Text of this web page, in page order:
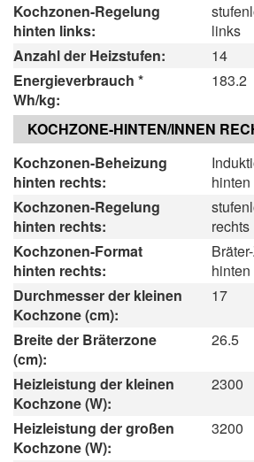
Kochzonen-Regelung
hinten links:
links
Anzahl der Heizstufen:
14
Energieverbrauch *
Wh/kg:
183.2
KOCHZONE-HINTEN/INNEN
Kochzonen-Beheizung
hinten rechts:
Kochzonen-Regelung
hinten rechts:
rechts
Kochzonen-Format
hinten rechts:
Durchmesser der kleinen
Kochzone (cm):
17
Breite der Bräterzone
(cm):
26.5
Heizleistung der kleinen
Kochzone (W):
2300
Heizleistung der großen
Kochzone (W):
3200